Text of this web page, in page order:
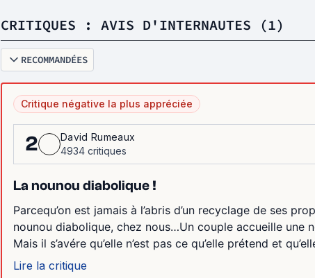
CRITIQUES : AVIS D'INTERNAUTES (1)
RECOMMANDÉES
Critique négative la plus appréciée
2
David Rumeaux
4934 critiques
La nounou diabolique !
Parcequ’on est jamais à l’abris d’un recyclage de ses
nounou diabolique, chez nous…Un couple accueille une
Mais il s’avére qu’elle n’est pas ce qu’elle prétend et
Lire la critique